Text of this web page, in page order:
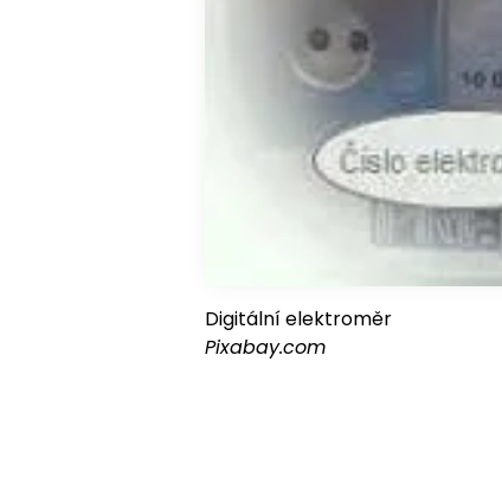
Digitální elektroměr
Pixabay.com